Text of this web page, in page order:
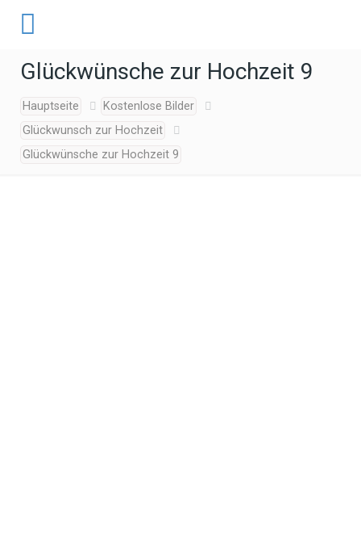
Glückwünsche zur Hochzeit 9
Hauptseite
Kostenlose Bilder
Glückwunsch zur Hochzeit
Glückwünsche zur Hochzeit 9